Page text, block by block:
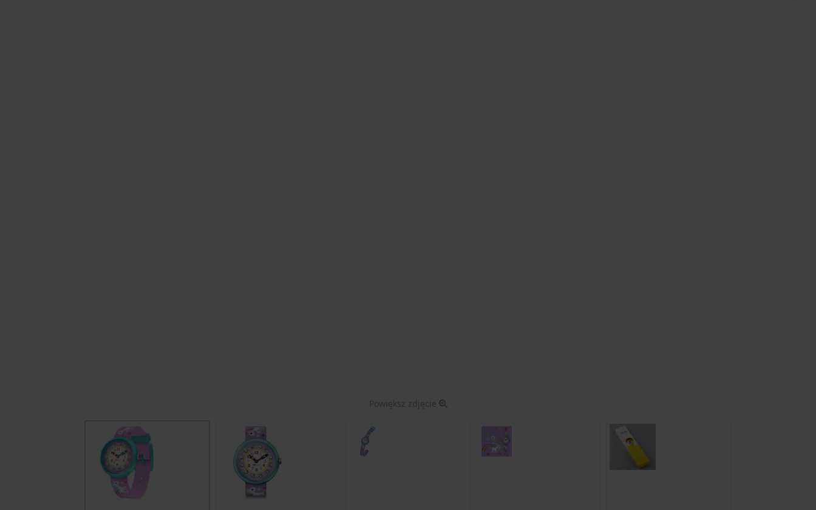
Powiększ zdjęcie